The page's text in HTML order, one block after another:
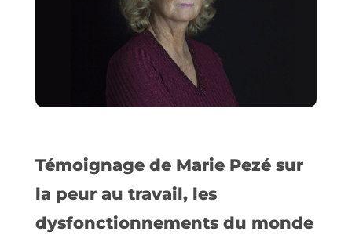
Témoignage de Marie Pezé sur
la peur au travail, les
dysfonctionnements du monde